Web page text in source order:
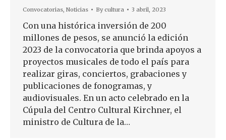
Convocatorias, Noticias Bycultura 3 abril, 2023
Con una histórica inversión de 200
millones de pesos, se anunció la edición
2023 de la convocatoria que brinda apoyos a
proyectos musicales de todo el país para
realizar giras, conciertos, grabaciones y
publicaciones de fonogramas, y
audiovisuales. En un acto celebrado en la
Cúpula del Centro Cultural Kirchner, el
ministro de Cultura de la…